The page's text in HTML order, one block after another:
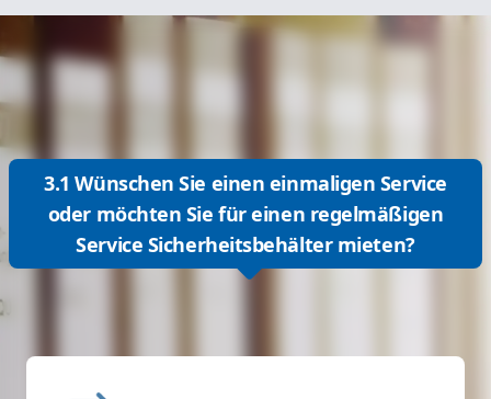
3.1 Wünschen Sie einen einmaligen Service
oder möchten Sie für einen regelmäßigen
Service Sicherheitsbehälter mieten?